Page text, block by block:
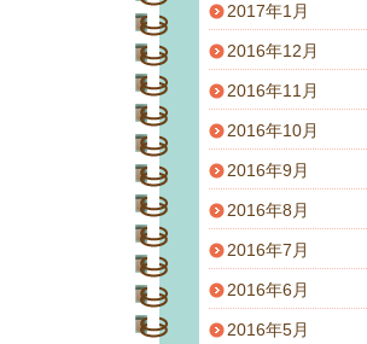
2017年1月
2016年12月
2016年11月
2016年10月
2016年9月
2016年8月
2016年7月
2016年6月
2016年5月